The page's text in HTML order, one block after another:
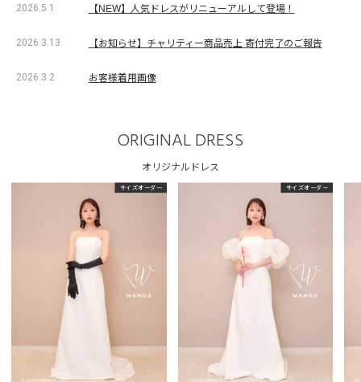
2026.5.1 【NEW】人気ドレスがリニューアルして登場！
2026.3.13 【お知らせ】チャリティー商品売上 寄付完了のご報告
2026.3.2 お客様着用画像
ORIGINAL DRESS
オリジナルドレス
サイズオーダー サイズオーダー